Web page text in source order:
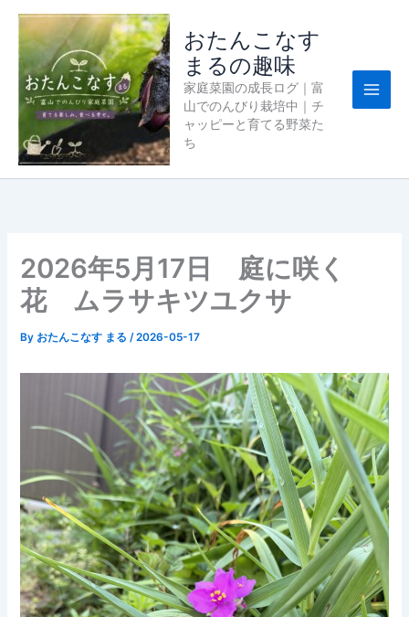
おたんこなす
まるの趣味
家庭菜園の成長ログ｜富
山でのんびり栽培中｜チ
ャッピーと育てる野菜た
ち
2026年5月17日 庭に咲く
花 ムラサキツユクサ
By おたんこなす まる/2026-05-17